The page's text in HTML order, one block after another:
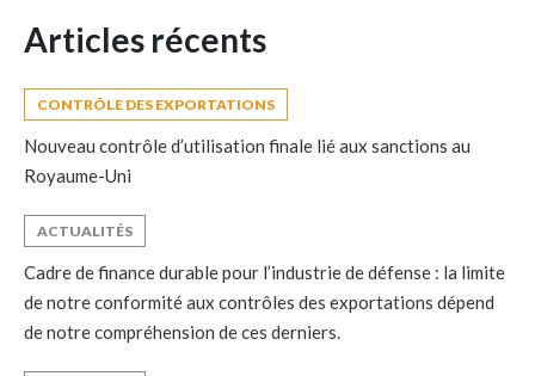
Articles récents
CONTRÔLE DES EXPORTATIONS
Nouveau contrôle d’utilisation finale lié aux sanctions au
Royaume-Uni
ACTUALITÉS
Cadre de finance durable pour l’industrie de défense : la limite
de notre conformité aux contrôles des exportations dépend
de notre compréhension de ces derniers.